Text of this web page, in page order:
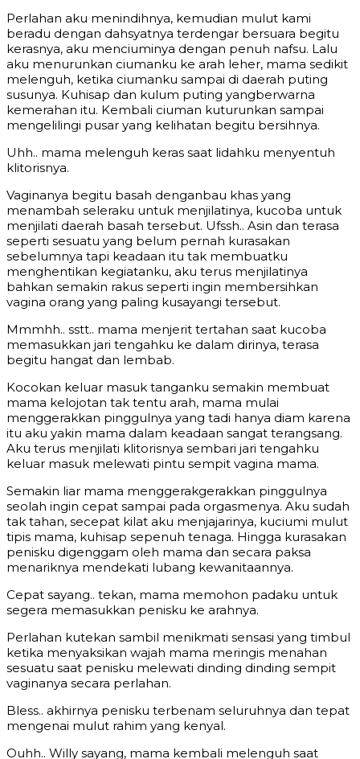
Perlahan aku menindihnya, kemudian mulut kami
beradu dengan dahsyatnya terdengar bersuara begitu
kerasnya, aku menciuminya dengan penuh nafsu. Lalu
aku menurunkan ciumanku ke arah leher, mama sedikit
melenguh, ketika ciumanku sampai di daerah puting
susunya. Kuhisap dan kulum puting yangberwarna
kemerahan itu. Kembali ciuman kuturunkan sampai
mengelilingi pusar yang kelihatan begitu bersihnya.
Uhh.. mama melenguh keras saat lidahku menyentuh
klitorisnya.
Vaginanya begitu basah denganbau khas yang
menambah seleraku untuk menjilatinya, kucoba untuk
menjilati daerah basah tersebut. Ufssh.. Asin dan terasa
seperti sesuatu yang belum pernah kurasakan
sebelumnya tapi keadaan itu tak membuatku
menghentikan kegiatanku, aku terus menjilatinya
bahkan semakin rakus seperti ingin membersihkan
vagina orang yang paling kusayangi tersebut.
Mmmhh.. sstt.. mama menjerit tertahan saat kucoba
memasukkan jari tengahku ke dalam dirinya, terasa
begitu hangat dan lembab.
Kocokan keluar masuk tanganku semakin membuat
mama kelojotan tak tentu arah, mama mulai
menggerakkan pinggulnya yang tadi hanya diam karena
itu aku yakin mama dalam keadaan sangat terangsang.
Aku terus menjilati klitorisnya sembari jari tengahku
keluar masuk melewati pintu sempit vagina mama.
Semakin liar mama menggerakgerakkan pinggulnya
seolah ingin cepat sampai pada orgasmenya. Aku sudah
tak tahan, secepat kilat aku menjajarinya, kuciumi mulut
tipis mama, kuhisap sepenuh tenaga. Hingga kurasakan
penisku digenggam oleh mama dan secara paksa
menariknya mendekati lubang kewanitaannya.
Cepat sayang.. tekan, mama memohon padaku untuk
segera memasukkan penisku ke arahnya.
Perlahan kutekan sambil menikmati sensasi yang timbul
ketika menyaksikan wajah mama meringis menahan
sesuatu saat penisku melewati dinding dinding sempit
vaginanya secara perlahan.
Bless.. akhirnya penisku terbenam seluruhnya dan tepat
mengenai mulut rahim yang kenyal.
Ouhh.. Willy sayang, mama kembali melenguh saat